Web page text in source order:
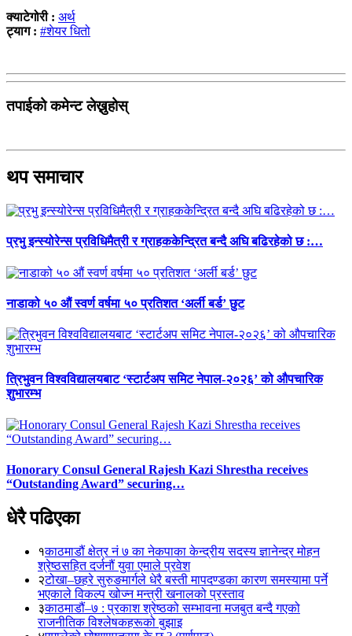
क्याटेगोरी : अर्थ
ट्याग : #शेयर धितो
तपाईको कमेन्ट लेख्नुहोस्
थप समाचार
प्रभु इन्स्योरेन्स प्रविधिमैत्री र ग्राहककेन्द्रित बन्दै अघि बढिरहेको छ :…
नाडाको ५० औं स्वर्ण वर्षमा ५० प्रतिशत ‘अर्ली बर्ड’ छुट
त्रिभुवन विश्वविद्यालयबाट ‘स्टार्टअप समिट नेपाल-२०२६’ को औपचारिक
शुभारम्भ
Honorary Consul General Rajesh Kazi Shrestha receives
“Outstanding Award” securing…
धेरै पढिएका
१काठमाडौं क्षेत्र नं ७ का नेकपाका केन्द्रीय सदस्य ज्ञानेन्द्र मोहन
श्रेष्ठसहित दर्जनौं युवा एमाले प्रवेश
२टोखा–छहरे सुरुङमार्गले धेरै बस्ती मापदण्डका कारण समस्यामा पर्ने
भएकाले विकल्प खोज्न मन्त्री खनालको प्रस्ताव
३काठमाडौं–७ : प्रकाश श्रेष्ठको सम्भावना मजबुत बन्दै गएको
राजनीतिक विश्लेषकहरूको बुझाइ